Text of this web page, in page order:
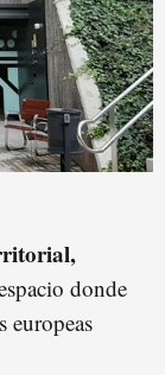
donde
europeas